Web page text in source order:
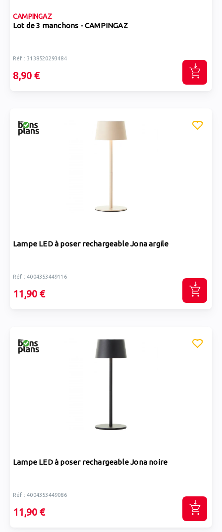
CAMPINGAZ
Lot de 3 manchons - CAMPINGAZ
Réf : 3138520293484
8,90 €
Lampe LED à poser rechargeable Jona argile
Réf : 4004353449116
11,90 €
Lampe LED à poser rechargeable Jona noire
Réf : 4004353449086
11,90 €